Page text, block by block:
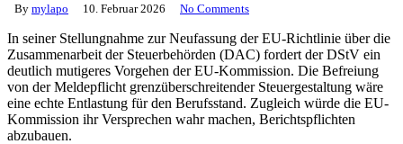
By mylapo 10. Februar 2026 No Comments
In seiner Stellungnahme zur Neufassung der EU-Richtlinie über die
Zusammenarbeit der Steuerbehörden (DAC) fordert der DStV ein
deutlich mutigeres Vorgehen der EU-Kommission. Die Befreiung
von der Meldepflicht grenzüberschreitender Steuergestaltung wäre
eine echte Entlastung für den Berufsstand. Zugleich würde die EU-
Kommission ihr Versprechen wahr machen, Berichtspflichten
abzubauen.